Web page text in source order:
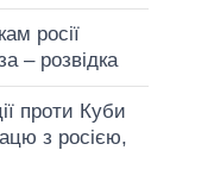
росії
– розвідка
проти Куби
з росією,